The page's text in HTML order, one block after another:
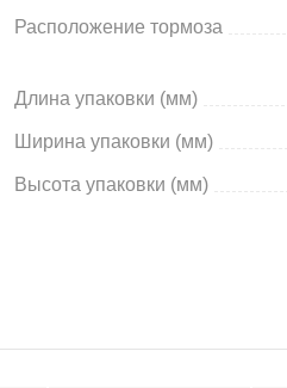
Расположение тормоза
Длина упаковки (мм)
Ширина упаковки (мм)
Высота упаковки (мм)